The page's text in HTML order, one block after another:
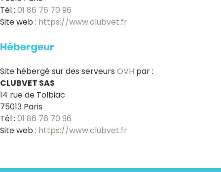
Tél : 01 86 76 70 96
Site web : https://www.clubvet.fr
Hébergeur
Site hébergé sur des serveurs OVH par :
CLUBVET SAS
14 rue de Tolbiac
75013 Paris
Tél : 01 86 76 70 96
Site web : https://www.clubvet.fr